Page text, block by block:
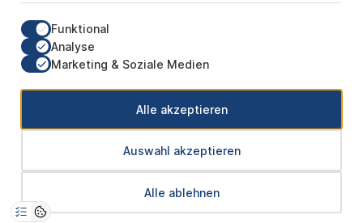
Erwartungen übertrifft. Ob online oder in unserem Showroom, bei
PokalExpress erwartet Sie Qualität, die begeistert, und ein
Unsere Communities
* Alle Preise inkl. gesetzl. Mehrwertsteuer zzgl.
Nachnahmegebühren, wenn nicht anders angegeben.
© 2026 PokalExpress - Alle Rechte vorbehalten. Theme byThemeWare®
Funktional
Analyse
Marketing & Soziale Medien
Alle ablehnen
Auswahl akzeptieren
Alle akzeptieren